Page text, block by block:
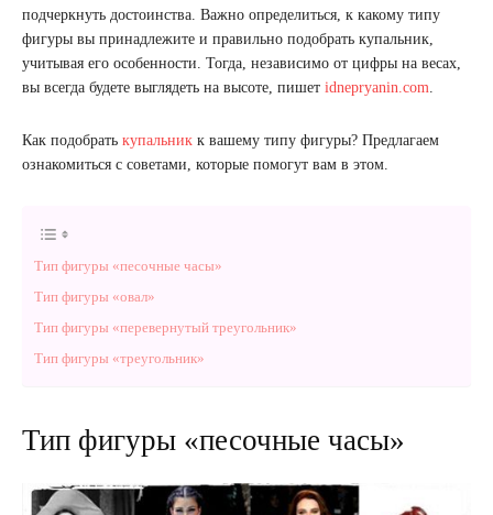
подчеркнуть достоинства. Важно определиться, к какому типу
фигуры вы принадлежите и правильно подобрать купальник,
учитывая его особенности. Тогда, независимо от цифры на весах,
вы всегда будете выглядеть на высоте, пишет idnepryanin.com
Как подобрать купальник к вашему типу фигуры? Предлагаем
ознакомиться с советами, которые помогут вам в этом.
Тип фигуры «песочные часы»
Тип фигуры «овал»
Тип фигуры «перевернутый треугольник»
Тип фигуры «треугольник»
Тип фигуры «песочные часы»